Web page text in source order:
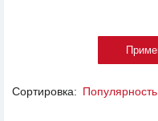
Сортировка: Популярность